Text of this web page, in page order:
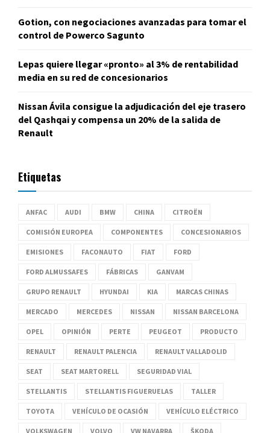
Gotion, con negociaciones avanzadas para tomar el
control de Powerco Sagunto
Lepas quiere llegar «pronto» al 3% de rentabilidad
media en su red de concesionarios
Nissan Ávila consigue la adjudicación del eje trasero
del Qashqai y compensa un 20% de la salida de
Renault
Etiquetas
ANFAC AUDI BMW CHINA CITROËN
COMISIÓN EUROPEA COMPONENTES CONCESIONARIOS
EMISIONES FACONAUTO FIAT FORD
FORD ALMUSSAFES FÁBRICAS GANVAM
GRUPO RENAULT HYUNDAI KIA MARCAS CHINAS
MERCADO MERCEDES NISSAN NISSAN BARCELONA
OPEL OPINIÓN PERTE PEUGEOT PRODUCTO
RENAULT RENAULT PALENCIA RENAULT VALLADOLID
SEAT SEAT MARTORELL SEGURIDAD VIAL
STELLANTIS STELLANTIS FIGUERUELAS TALLER
TOYOTA VEHÍCULO DE OCASIÓN VEHÍCULO ELÉCTRICO
VOLKSWAGEN VOLVO VW NAVARRA ŠKODA